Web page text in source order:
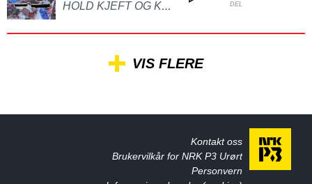
HOLD KJEFT OG KYSS MEG DEL
VIS FLERE
Kontakt oss
Brukervilkår for NRK P3 Urørt
Personvern